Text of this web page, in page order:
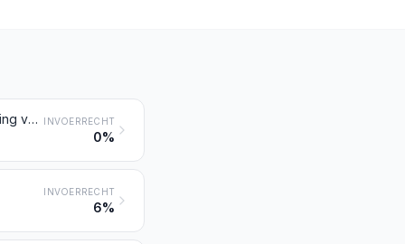
Meststoffen van dierlijke of van plantaardige oorsprong, ook indien onderling vermengd of chemisch behandeld; meststoffen verkregen door vermenging of chemische behandeling van dierlijke of plantaardige producten INVOERRECHT
0%
INVOERRECHT
6%